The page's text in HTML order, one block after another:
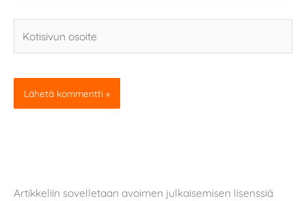
osoite
Artikkeliin sovelletaan avoimen julkaisemisen lisenssiä